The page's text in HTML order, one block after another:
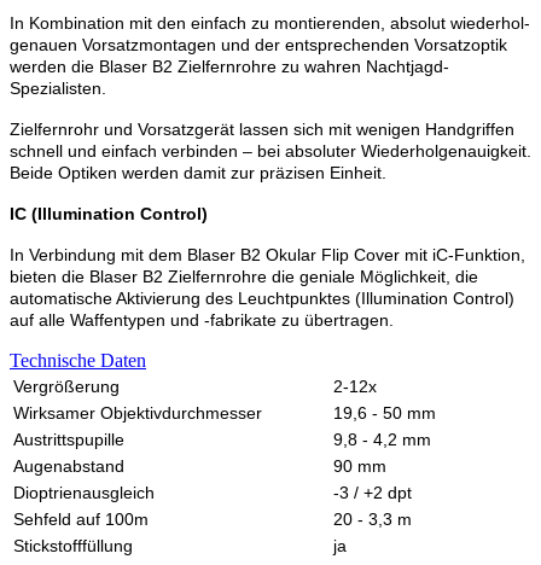
In Kombination mit den einfach zu montierenden, absolut wiederhol­
genauen Vorsatzmontagen und der entsprechenden Vorsatzoptik
werden die Blaser B2 Zielfernrohre ­zu wahren Nachtjagd-
Spezialisten.
Zielfernrohr und Vorsatzgerät lassen sich mit wenigen Handgriffen
schnell und einfach ­verbinden – bei absoluter Wiederholgenauigkeit.
Beide Optiken werden damit zur präzisen Einheit.
IC (Illumination Control)
In Verbindung mit dem Blaser B2 Okular Flip Cover mit iC-Funktion,
bieten die Blaser B2 Zielfernrohre die geniale Möglichkeit, die
automatische Aktivierung des Leuchtpunktes (Illumination Control)
auf alle Waffentypen und -fabrikate zu übertragen.
Technische Daten
Vergrößerung
2-12x
Wirksamer Objektivdurchmesser
19,6 - 50 mm
Austrittspupille
9,8 - 4,2 mm
Augenabstand
90 mm
Dioptrienausgleich
-3 / +2 dpt
Sehfeld auf 100m
20 - 3,3 m
Stickstofffüllung
ja